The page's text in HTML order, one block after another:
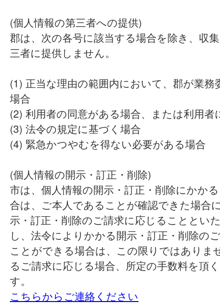
(個人情報の第三者への提供)
郡は、次の各号に該当する場合を除き、収
三者に提供しません。
(1) 正当な理由の範囲内において、郡が業務
場合
(2) 利用者の同意がある場合、または利用者
(3) 法令の規定に基づく場合
(4) 緊急かつやむを得ない必要がある場合
(個人情報の開示・訂正・削除)
市は、個人情報の開示・訂正・削除にかか
合は、ご本人であることが確認できた場合
示・訂正・削除のご請求に応じることとい
し、法令によりかかる開示・訂正・削除の
ことができる場合は、この限りではありま
るご請求に応じる場合、所定の手数料を頂
す。
こちらからご連絡ください